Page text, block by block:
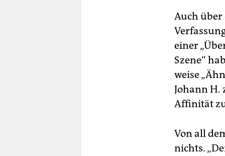
Auch
einer
Szene“
weise
Johann H.
Affinität
Von all
nichts.